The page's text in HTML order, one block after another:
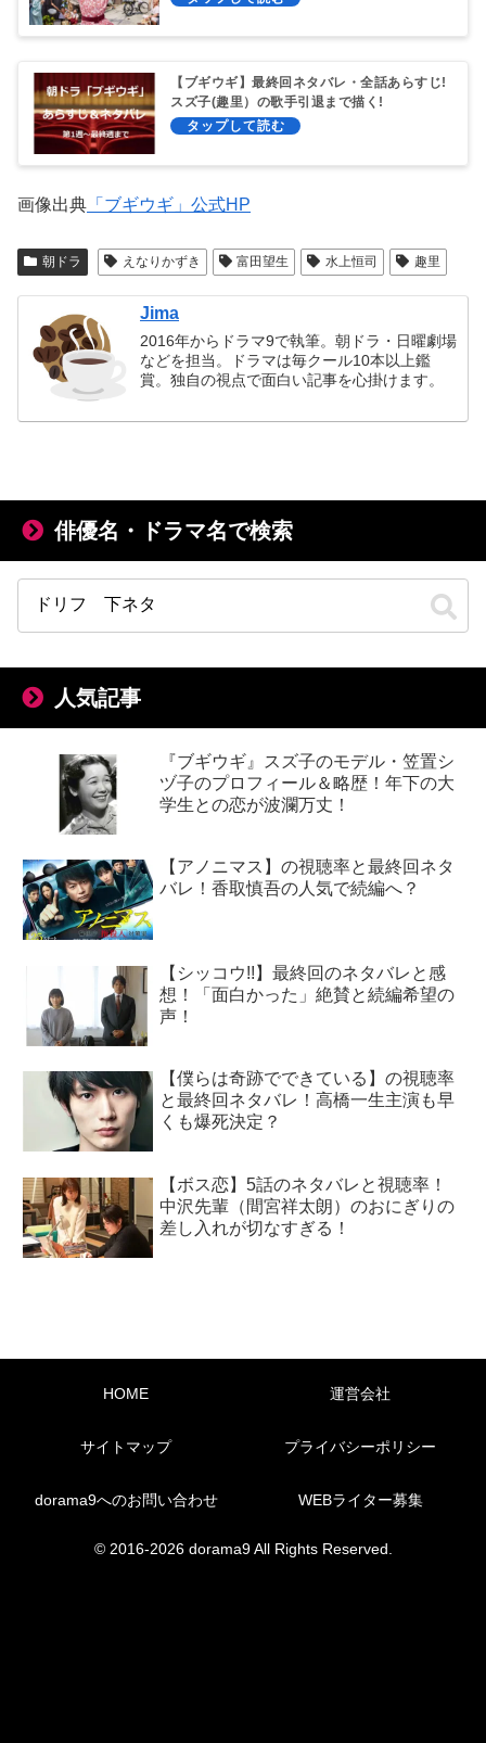
【ブギウギ】最終回ネタバレ・全話あらすじ!
スズ子(趣里）の歌手引退まで描く!
画像出典 「ブギウギ」公式HP
朝ドラ えなりかずき 富田望生 水上恒司 趣里
Jima
2016年からドラマ9で執筆。朝ドラ・日曜劇場
などを担当。ドラマは毎クール10本以上鑑
賞。独自の視点で面白い記事を心掛けます。
俳優名・ドラマ名で検索
人気記事
『ブギウギ』スズ子のモデル・笠置シ
ヅ子のプロフィール＆略歴！年下の大
学生との恋が波瀾万丈！
【アノニマス】の視聴率と最終回ネタ
バレ！香取慎吾の人気で続編へ？
【シッコウ!!】最終回のネタバレと感
想！「面白かった」絶賛と続編希望の
声！
【僕らは奇跡でできている】の視聴率
と最終回ネタバレ！高橋一生主演も早
くも爆死決定？
【ボス恋】5話のネタバレと視聴率！
中沢先輩（間宮祥太朗）のおにぎりの
差し入れが切なすぎる！
HOME 運営会社
サイトマップ プライバシーポリシー
dorama9へのお問い合わせ WEBライター募集
© 2016-2026 dorama9 All Rights Reserved.